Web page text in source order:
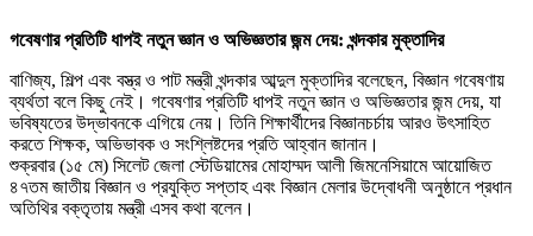
গবেষণার প্রতিটি ধাপই নতুন জ্ঞান ও অভিজ্ঞতার জন্ম দেয়: খন্দকার মুক্তাদির
বাণিজ্য, শিল্প এবং বস্ত্র ও পাট মন্ত্রী খন্দকার আব্দুল মুক্তাদির বলেছেন, বিজ্ঞান গবেষণায়
ব্যর্থতা বলে কিছু নেই। গবেষণার প্রতিটি ধাপই নতুন জ্ঞান ও অভিজ্ঞতার জন্ম দেয়, যা
ভবিষ্যতের উদ্ভাবনকে এগিয়ে নেয়। তিনি শিক্ষার্থীদের বিজ্ঞানচর্চায় আরও উৎসাহিত
করতে শিক্ষক, অভিভাবক ও সংশ্লিষ্টদের প্রতি আহ্বান জানান।
শুক্রবার (১৫ মে) সিলেট জেলা স্টেডিয়ামের মোহাম্মদ আলী জিমনেসিয়ামে আয়োজিত
৪৭তম জাতীয় বিজ্ঞান ও প্রযুক্তি সপ্তাহ এবং বিজ্ঞান মেলার উদ্বোধনী অনুষ্ঠানে প্রধান
অতিথির বক্তৃতায় মন্ত্রী এসব কথা বলেন।